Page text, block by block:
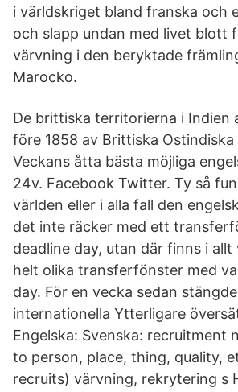
i världskriget bland franska och
och slapp undan med livet blott
värvning i den beryktade
Marocko.
De brittiska territorierna i Indien
före 1858 av Brittiska Ostindiska
Veckans åtta bästa möjliga
24v. Facebook Twitter. Ty så
världen eller i alla fall den
det inte räcker med ett
deadline day, utan där finns i
helt olika transferfönster med
day. För en vecka sedan
internationella Ytterligare
Engelska: Svenska: recruitment
to person, place, thing, quality,
recruits) värvning, rekrytering s